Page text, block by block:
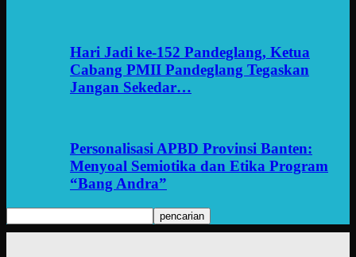
Hari Jadi ke-152 Pandeglang, Ketua
Cabang PMII Pandeglang Tegaskan
Jangan Sekedar…
Personalisasi APBD Provinsi Banten:
Menyoal Semiotika dan Etika Program
“Bang Andra”